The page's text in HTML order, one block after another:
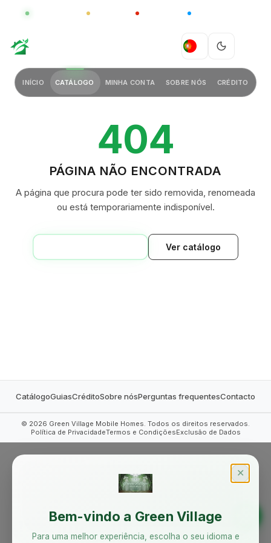
GLOBAL CHINA
PT
INÍCIO CATÁLOGO MINHA CONTA SOBRE NÓS CRÉDITO
404
PÁGINA NÃO ENCONTRADA
A página que procura pode ter sido removida, renomeada
ou está temporariamente indisponível.
Ver catálogo
CatálogoGuiasCréditoSobre nósPerguntas frequentesContacto
© 2026 Green Village Mobile Homes. Todos os direitos reservados.
Política de PrivacidadeTermos e CondiçõesExclusão de Dados
✕
Bem-vindo a Green Village
Para uma melhor experiência, escolha o seu idioma e